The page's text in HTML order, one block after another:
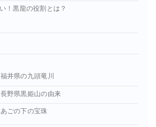
！黒龍の役割とは？
井県の九頭竜川
野県黒姫山の由来
ごの下の宝珠